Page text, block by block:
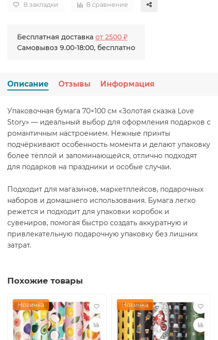
В закладки В сравнение
Бесплатная доставка от 2500 ₽
Самовывоз 9.00-18:00, бесплатно
Описание Отзывы Информация
Упаковочная бумага 70×100 см «Золотая сказка Love
Story» — идеальный выбор для оформления подарков с
романтичным настроением. Нежные принты
подчёркивают особенность момента и делают упаковку
более тёплой и запоминающейся, отлично подходят
для подарков на праздники и особые случаи.
Подходит для магазинов, маркетплейсов, подарочных
наборов и домашнего использования. Бумага легко
режется и подходит для упаковки коробок и
сувениров, помогая быстро создать аккуратную и
привлекательную подарочную упаковку без лишних
затрат.
Похожие товары
Новинка Новинка